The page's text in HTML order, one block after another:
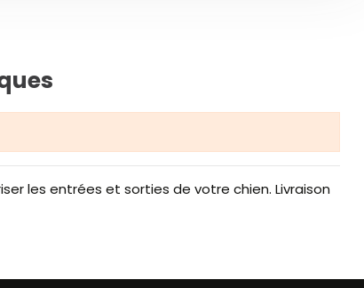
les entrées et sorties de votre chien. Livraison